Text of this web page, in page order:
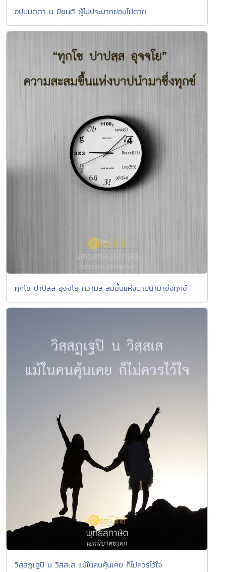
อปฺปมตฺตา น มียนฺติ ผู้ไม่ประมาทย่อมไม่ตาย
ทุกโข ปาปสฺส อุจจโย ความสะสมขึ้นแห่งบาปนำมาซึ่งทุกข์
วิสฺสฏฺเฐปิ น วิสฺสเส แม้ในคนคุ้นเคย ก็ไม่ควรไว้ใจ